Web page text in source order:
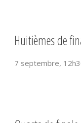
Huitièmes de
7 septembre,